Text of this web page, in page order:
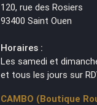
120, rue des Rosiers
93400 Saint Ouen
Horaires :
Les samedi et
et tous les jours sur
CAMBO (Boutique